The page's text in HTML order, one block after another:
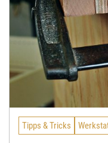
Tipps & Tricks